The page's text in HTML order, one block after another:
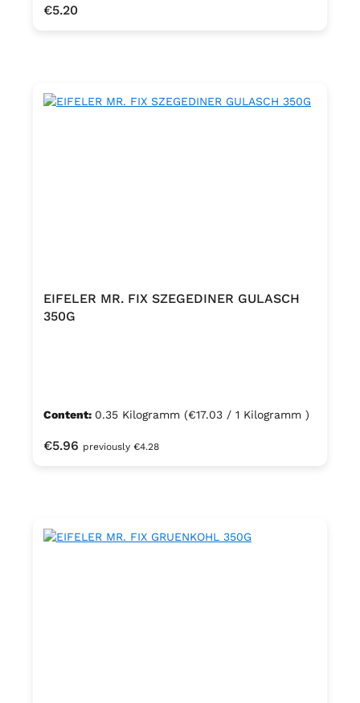
Regular price:
€5.20
EIFELER MR. FIX SZEGEDINER GULASCH
350G
Content: 0.35 Kilogramm (€17.03 / 1 Kilogramm )
Regular price:
€5.96 previously €4.28